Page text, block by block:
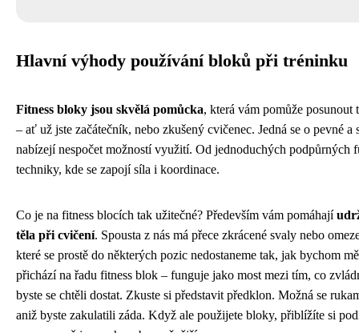
Hlavní výhody používání bloků při tréninku
Fitness bloky jsou skvělá pomůcka, která vám pomůže posunout
– ať už jste začátečník, nebo zkušený cvičenec. Jedná se o pevné
nabízejí nespočet možností využití. Od jednoduchých podpůrných
techniky, kde se zapojí síla i koordinace.
Co je na fitness blocích tak užitečné? Především vám pomáhají
těla při cvičení. Spousta z nás má přece zkrácené svaly nebo
které se prostě do některých pozic nedostaneme tak, jak bychom
přichází na řadu fitness blok – funguje jako most mezi tím, co
byste se chtěli dostat. Zkuste si představit předklon. Možná se
aniž byste zakulatili záda. Když ale použijete bloky, přiblížíte si